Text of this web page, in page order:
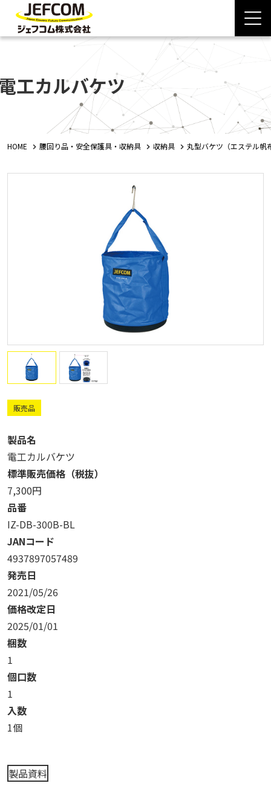
工カルバケツ
HOME 腰回り品・安全保護具・収納具 収納具 丸型バケツ（エステル帆
販売品
製品名
電工カルバケツ
標準販売価格（税抜）
7,300円
品番
IZ-DB-300B-BL
JANコード
4937897057489
発売日
2021/05/26
価格改定日
2025/01/01
梱数
1
個口数
1
入数
1個
製品資料